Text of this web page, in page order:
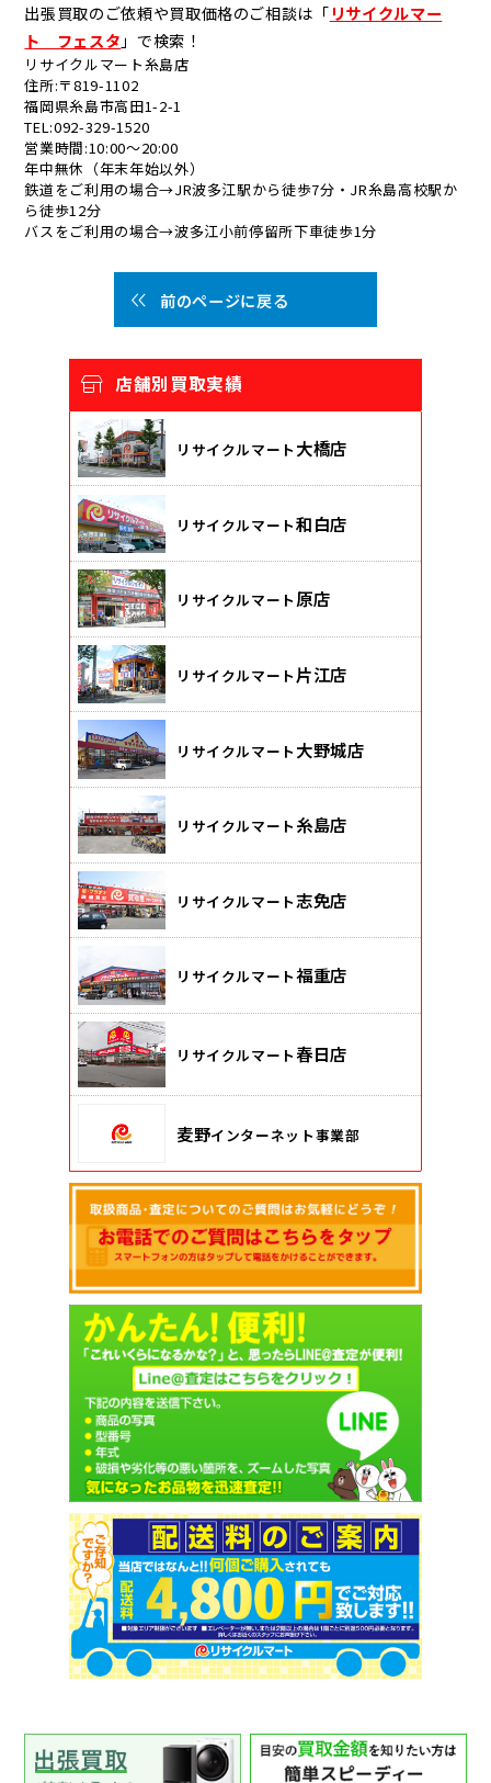
出張買取のご依頼や買取価格のご相談は「リサイクルマー
ト フェスタ 」で検索！
リサイクルマート糸島店
住所:〒819-1102
福岡県糸島市高田1-2-1
TEL:092-329-1520
営業時間:10:00～20:00
年中無休（年末年始以外）
鉄道をご利用の場合→JR波多江駅から徒歩7分・JR糸島高校駅か
ら徒歩12分
バスをご利用の場合→波多江小前停留所下車徒歩1分
前のページに戻る
店舗別買取実績
リサイクルマート 大橋店
リサイクルマート和白店
リサイクルマート 原店
リサイクルマート片江店
リサイクルマート 大野城店
リサイクルマート 糸島店
リサイクルマート志免店
リサイクルマート福重店
リサイクルマート春日店
麦野インターネット事業部